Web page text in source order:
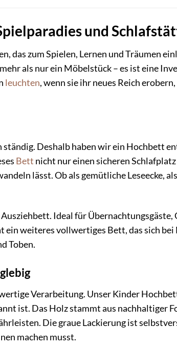
und
das zum Spielen, Lernen und Träumen
als nur ein Möbelstück – es ist eine
leuchten, wenn sie ihr neues Reich
Deshalb haben wir ein Hochbett
Bett nicht nur einen sicheren
lässt. Ob als gemütliche Leseecke,
Ideal für Übernachtungsgäste,
weiteres vollwertiges Bett, das sich
Toben.
Verarbeitung. Unser Kinder
ist. Das Holz stammt aus nachhaltiger
Die graue Lackierung ist
machen musst.